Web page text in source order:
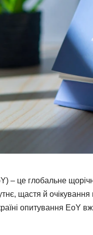
– це глобальне
щастя й
опитування EoY